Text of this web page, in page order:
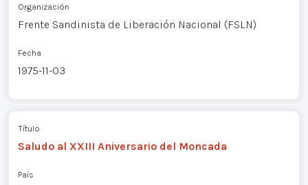
Organización
Frente Sandinista de Liberación Nacional (FSLN)
Fecha
1975-11-03
Título
Saludo al XXIII Aniversario del Moncada
País